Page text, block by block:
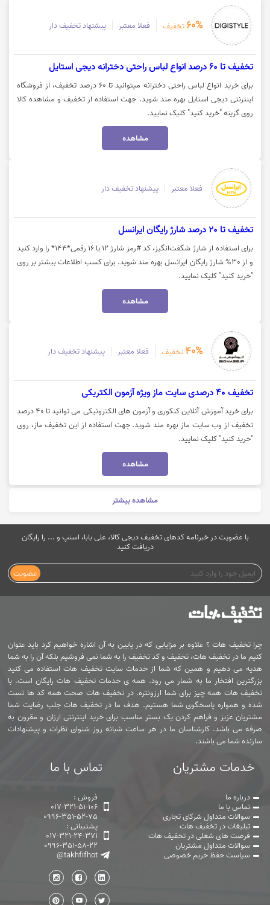
60% تخفیف فعلا معتبر پیشنهاد تخفیف دار
تخفیف تا 60 درصد انواع لباس راحتی دخترانه دیجی استایل
برای خرید انواع لباس راحتی دخترانه میتوانید تا 60 درصد تخفیف، از فروشگاه
اینترنتی دیجی استایل بهره مند شوید. جهت استفاده از تخفیف و مشاهده کالا
روی گزینه "خرید کنید" کلیک نمایید.
مشاهده
فعلا معتبر پیشنهاد تخفیف دار
تخفیف تا 20 درصد شارژ رایگان ایرانسل
برای استفاده از شارژ شگفت‌انگیز، کد #رمز شارژ ۱۲ یا ۱۶ رقمی*۱۴۴* را وارد کنید
و از 30% شارژ رایگان ایرانسل بهره مند شوید. برای کسب اطلاعات بیشتر بر روی
"خرید کنید" کلیک نمایید.
مشاهده
40% تخفیف فعلا معتبر پیشنهاد تخفیف دار
تخفیف 40 درصدی سایت ماز ویژه آزمون الکتریکی
برای خرید آموزش آنلاین کنکوری و آزمون های الکترونیکی می توانید تا 40 درصد
تخفیف از وب سایت ماز بهره مند شوید. جهت استفاده از این تخفیف ماز، روی
"خرید کنید" کلیک نمایید.
مشاهده
مشاهده بیشتر
با عضویت در خبرنامه کدهای تخفیف دیجی کالا، علی بابا، اسنپ و ... را رایگان
دریافت کنید
عضویت
چرا تخفیف هات ؟ علاوه بر مزایایی که در پایین به آن اشاره خواهیم کرد باید عنوان
کنیم ما در تخفیف هات، تخفیف و کد تخفیف را به شما نمی فروشیم بلکه آن را به شما
هدیه می دهیم و همین که شما از خدمات سایت تخفیف هات استفاده می کنید
بزرگترین افتخار ما به شمار می رود. همه ی خدمات تخفیف هات رایگان است. با
تخفیف هات همه چیز برای شما ارزونتره. در تخفیف هات صحت همه کد ها تست
شده و همواره پاسخگوی شما هستیم. هدف ما در تخفیف هات جلب رضایت شما
مشتریان عزیز و فراهم کردن یک بستر مناسب برای خرید اینترنتی ارزان و مقرون به
صرفه می باشد. کارشناسان ما در هر ساعت شبانه روز شنوای نظرات و پیشنهادات
سازنده شما می باشند.
خدمات مشتریان
درباره ما
تماس با ما
سوالات متداول شرکای تجاری
تبلیغات در تخفیف هات
فرصت های شغلی در تخفیف هات
سوالات متداول مشتریان
سیاست حفظ حریم خصوصی
تماس با ما
فروش :
017-321-51-106
0996-351-52-75
پشتیبانی :
017-321-24-371
0996-351-58-22
@takhfifhot